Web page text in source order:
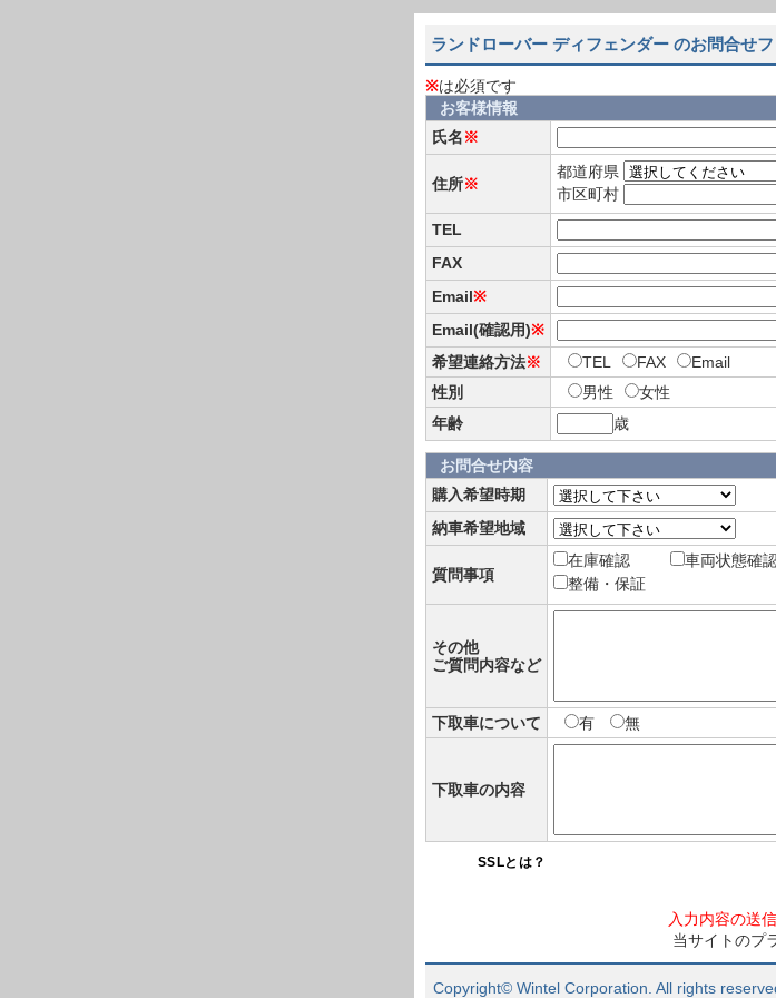
ランドローバー ディフェンダー のお問合せ
※は必須です
お客様情報
氏名※
住所※
都道府県
市区町村
TEL
FAX
Email※
Email(確認用)※
希望連絡方法※ TEL FAX
Email
性別
男性
女性
年齢
歳
お問合せ内容
購入希望時期
納車希望地域
質問事項
在庫確認 車両状態確
整備・保証
その他
ご質問内容など
下取車について 有 無
下取車の内容
SSLとは？
入力内容の送
当サイトのプ
Copyright© Wintel Corporation. All rights